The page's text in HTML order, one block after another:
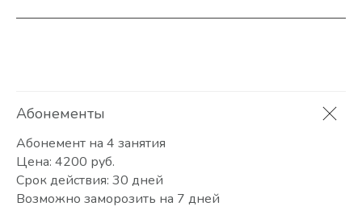
Абонементы
Абонемент на 4 занятия
Цена: 4200 руб.
Срок действия: 30 дней
Возможно заморозить на 7 дней